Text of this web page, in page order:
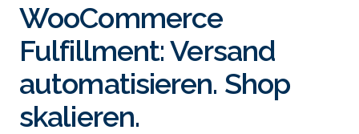
WooCommerce
Fulfillment: Versand
automatisieren. Shop
skalieren.